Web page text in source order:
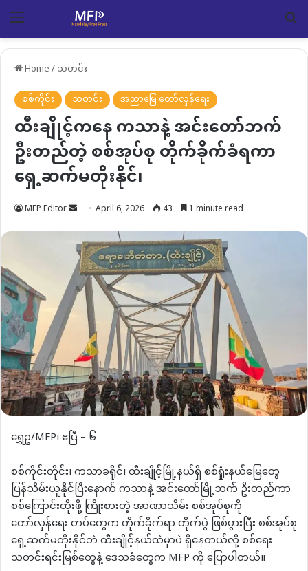
Menu
Home/သတင်း
စစ်ကိုင်း
သတင်း အညာမြေ တော်လှန်ရေး
ထီးချိုင့်ကနေ ကသာနဲ့ အင်းတော်ဘက်
ဦးတည်တဲ့ စစ်အုပ်စု တိုက်ခိုက်ခံရကာ
ရှေ့ဆက်မတိုးနိုင်၊
MFP Editor Send
email
April 6, 2026 43 1 minute read
ရွှေဥ/MFP၊ ဧပြီ – ၆
စစ်ကိုင်းတိုင်း၊ ကသာခရိုင်၊ ထီးချိုင့်မြို့နယ်ရှိ စစ်ရှုံးနယ်မြေတွေ
ပြန်သိမ်းယူနိုင်ပြီးနောက် ကသာနဲ့ အင်းတော်မြို့ဘက် ဦးတည်ကာ
စစ်ကြောင်းထိုးဖို့ ကြိုးစားတဲ့ အာဏာသိမ်း စစ်အုပ်စုကို
တော်လှန်ရေး တပ်တွေက တိုက်ခိုက်ရာ တိုက်ပွဲ ဖြစ်ပွားပြီး စစ်အုပ်စု
ရှေ့ဆက်မတိုးနိုင်ဘဲ ထီးချိုင့်နယ်ထဲမှာပဲ ရှိနေတယ်လို့ စစ်ရေး
သတင်းရင်းမြစ်တွေနဲ့ ဒေသခံတွေက MFP ကို ပြောပါတယ်။